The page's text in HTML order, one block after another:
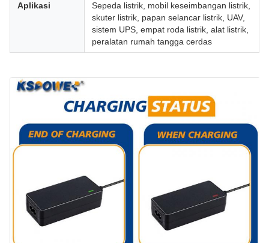
Aplikasi
Sepeda listrik, mobil keseimbangan listrik,
skuter listrik, papan selancar listrik, UAV,
sistem UPS, empat roda listrik, alat listrik,
peralatan rumah tangga cerdas